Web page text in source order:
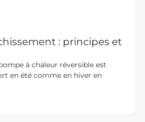
: principes et
à chaleur réversible est
en été comme en hiver en